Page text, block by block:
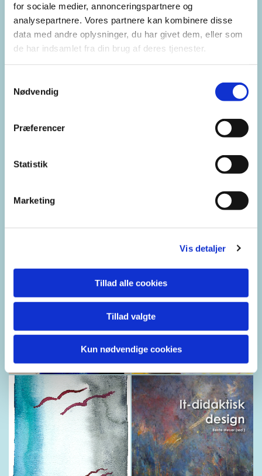
for sociale medier, annonceringspartnere og
analysepartnere. Vores partnere kan kombinere disse
data med andre oplysninger, du har givet dem, eller som
de har indsamlet fra din brug af deres tjenester.
Nødvendig
Præferencer
Statistik
Marketing
Vis detaljer
Tillad alle cookies
Tillad valgte
Kun nødvendige cookies